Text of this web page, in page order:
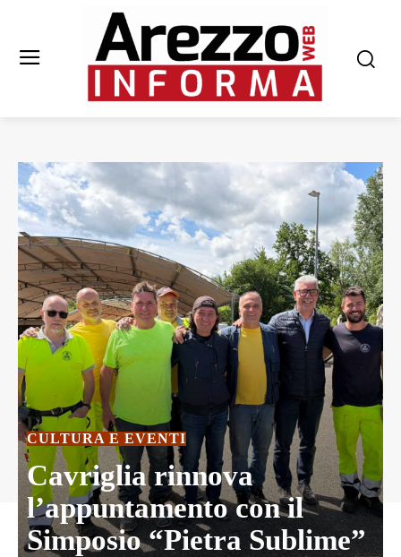
CULTURA E EVENTI
Cavriglia rinnova
l’appuntamento con il
Simposio “Pietra Sublime”